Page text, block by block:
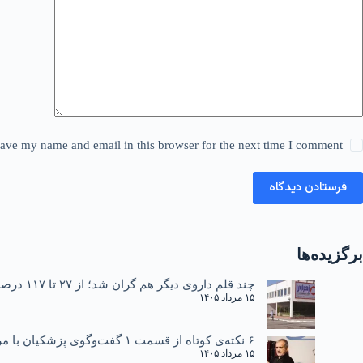
my name and email in this browser for the next time I comment.
فرستادن دیدگاه
برگزیده‌ها
چند قلم داروی دیگر هم گران شد؛ از ۲۷ تا ۱۱۷ درصد
۱۵ مرداد ۱۴۰۵
۶ نکته‌ی کوتاه از قسمت ۱ گفت‌وگوی پزشکیان با مردم
۱۵ مرداد ۱۴۰۵